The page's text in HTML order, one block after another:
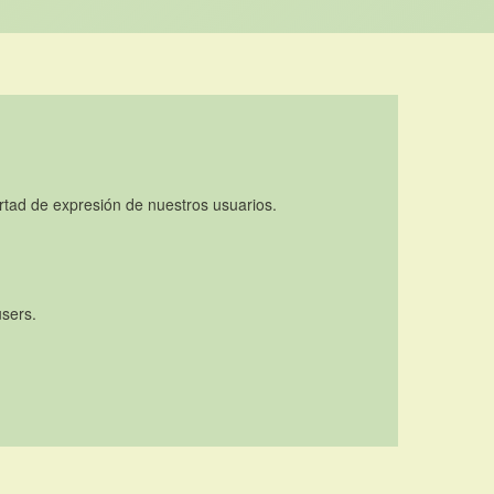
de expresión de nuestros usuarios.